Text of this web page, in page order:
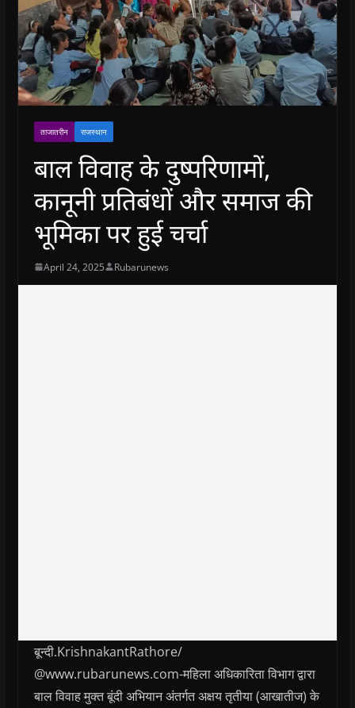
ताजातरीन राजस्थान
बाल विवाह के दुष्परिणामों,
कानूनी प्रतिबंधों और समाज की
भूमिका पर हुई चर्चा
April 24, 2025 Rubarunews
बून्दी.KrishnakantRathore/
@www.rubarunews.com-महिला अधिकारिता विभाग द्वारा
बाल विवाह मुक्त बूंदी अभियान अंतर्गत अक्षय तृतीया (आखातीज) के